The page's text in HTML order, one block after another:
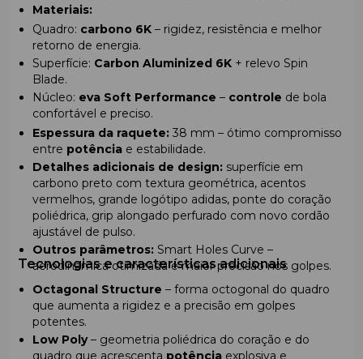
Materiais:
Quadro: carbono 6K – rigidez, resistência e melhor
retorno de energia.
Superfície: Carbon Aluminized 6K + relevo Spin
Blade.
Núcleo: eva Soft Performance – controle de bola
confortável e preciso.
Espessura da raquete: 38 mm – ótimo compromisso
entre potência e estabilidade.
Detalhes adicionais de design: superfície em
carbono preto com textura geométrica, acentos
vermelhos, grande logótipo adidas, ponte do coração
poliédrica, grip alongado perfurado com novo cordão
ajustável de pulso.
Outros parâmetros: Smart Holes Curve –
aerodinâmica otimizada e maior precisão nos golpes.
Tecnologias e características adicionais
Octagonal Structure – forma octogonal do quadro
que aumenta a rigidez e a precisão em golpes
potentes.
Low Poly– geometria poliédrica do coração e do
quadro que acrescenta potência explosiva e